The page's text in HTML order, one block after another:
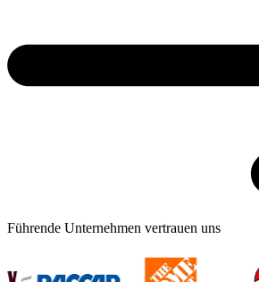
Führende Unternehmen vertrauen uns